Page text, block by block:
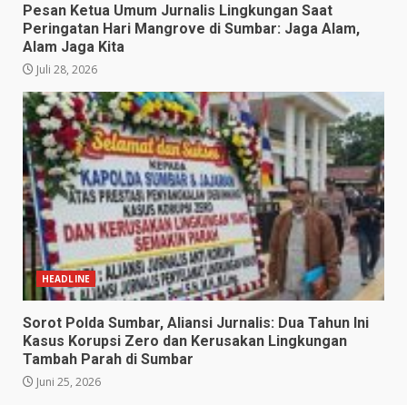
Pesan Ketua Umum Jurnalis Lingkungan Saat
Peringatan Hari Mangrove di Sumbar: Jaga Alam,
Alam Jaga Kita
Juli 28, 2026
HEADLINE
Sorot Polda Sumbar, Aliansi Jurnalis: Dua Tahun Ini
Kasus Korupsi Zero dan Kerusakan Lingkungan
Tambah Parah di Sumbar
Juni 25, 2026